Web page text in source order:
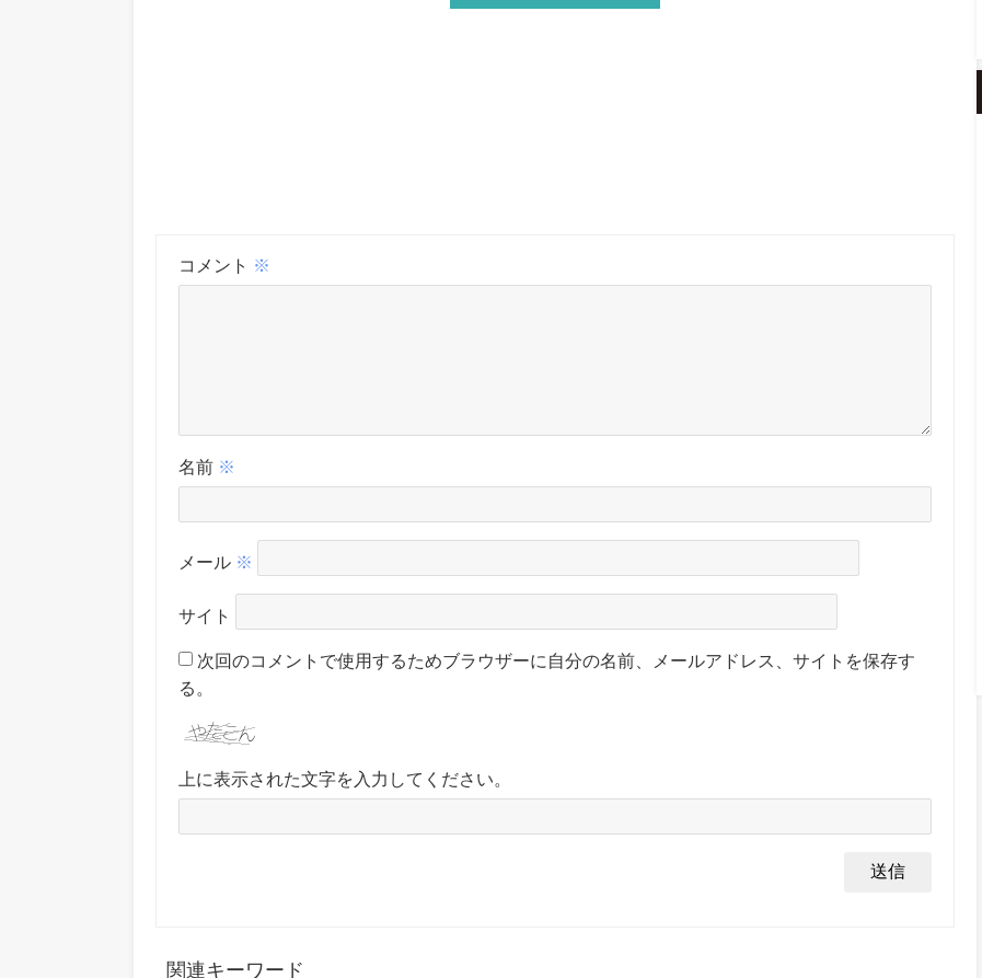
コメント ※
名前 ※
メール ※
サイト
次回のコメントで使用するためブラウザーに自分の名前、メールアドレス、サイトを保存す
る。
上に表示された文字を入力してください。
関連キーワード